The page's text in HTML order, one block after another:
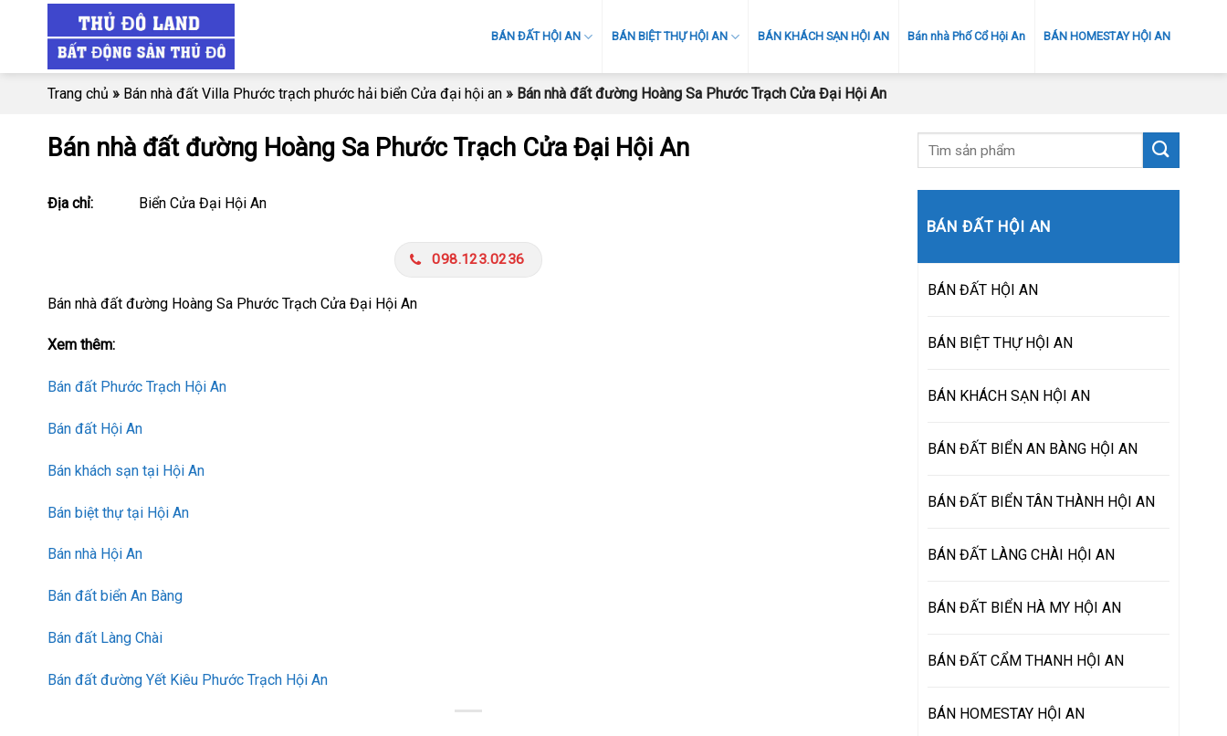
BÁN ĐẤT HỘI AN BÁN BIỆT THỰ HỘI AN BÁN KHÁCH SẠN HỘI AN Bán nhà Phố Cổ Hội An BÁN HOMESTAY HỘI AN
Trang chủ » Bán nhà đất Villa Phước trạch phước hải biển Cửa đại hội an » Bán nhà đất đường Hoàng Sa Phước Trạch Cửa Đại Hội An
Bán nhà đất đường Hoàng Sa Phước Trạch Cửa Đại Hội An
Địa chỉ: Biển Cửa Đại Hội An
098.123.0236
Bán nhà đất đường Hoàng Sa Phước Trạch Cửa Đại Hội An
Xem thêm:
Bán đất Phước Trạch Hội An
Bán đất Hội An
Bán khách sạn tại Hội An
Bán biệt thự tại Hội An
Bán nhà Hội An
Bán đất biển An Bàng
Bán đất Làng Chài
Bán đất đường Yết Kiêu Phước Trạch Hội An
BÁN ĐẤT HỘI AN
BÁN ĐẤT HỘI AN
BÁN BIỆT THỰ HỘI AN
BÁN KHÁCH SẠN HỘI AN
BÁN ĐẤT BIỂN AN BÀNG HỘI AN
BÁN ĐẤT BIỂN TÂN THÀNH HỘI AN
BÁN ĐẤT LÀNG CHÀI HỘI AN
BÁN ĐẤT BIỂN HÀ MY HỘI AN
BÁN ĐẤT CẨM THANH HỘI AN
BÁN HOMESTAY HỘI AN